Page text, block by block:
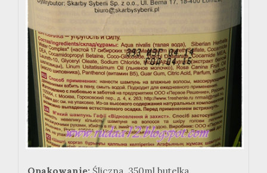
Opakowanie: Śliczna, 350ml butelka.